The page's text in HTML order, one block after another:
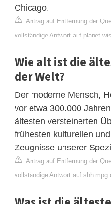
Chicago.
Antrag auf Entfernung der
vollständige Antwort auf planet-
Wie alt ist die
der Welt?
Der moderne Mensch,
vor etwa 300.000
ältesten versteinerten
frühesten kulturellen
Zeugnisse unserer
Antrag auf Entfernung der
vollständige Antwort auf